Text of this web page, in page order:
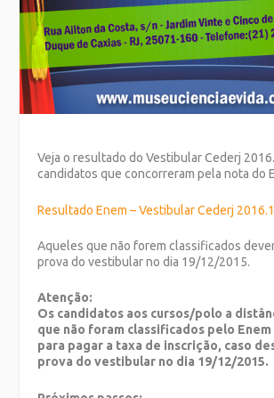
Veja o resultado do Vestibular Cederj
candidatos que concorreram pela nota do
Resultado Enem – Vestibular Cederj 2016.1
Aqueles que não forem classificados
prova do vestibular no dia 19/12/2015.
Atenção:
Os candidatos aos cursos/polo a
que não foram classificados pelo
para pagar a taxa de inscrição, caso
prova do vestibular no dia 19/12/2015.